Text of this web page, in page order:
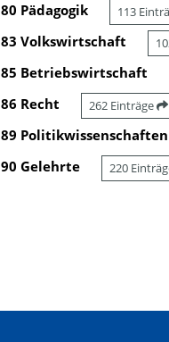
80 Pädagogik 113
83 Volkswirtschaft
85 Betriebswirtschaft
86 Recht 262 Einträge
89 Politikwissenschaften
90 Gelehrte 220